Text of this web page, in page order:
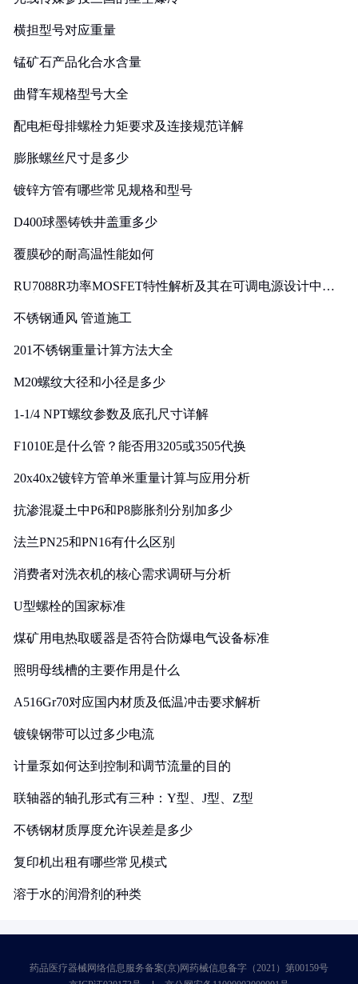
横担型号对应重量
锰矿石产品化合水含量
曲臂车规格型号大全
配电柜母排螺栓力矩要求及连接规范详解
膨胀螺丝尺寸是多少
镀锌方管有哪些常见规格和型号
D400球墨铸铁井盖重多少
覆膜砂的耐高温性能如何
RU7088R功率MOSFET特性解析及其在可调电源设计中的
不锈钢通风 管道施工
201不锈钢重量计算方法大全
M20螺纹大径和小径是多少
1-1/4 NPT螺纹参数及底孔尺寸详解
F1010E是什么管？能否用3205或3505代换
20x40x2镀锌方管单米重量计算与应用分析
抗渗混凝土中P6和P8膨胀剂分别加多少
法兰PN25和PN16有什么区别
消费者对洗衣机的核心需求调研与分析
U型螺栓的国家标准
煤矿用电热取暖器是否符合防爆电气设备标准
照明母线槽的主要作用是什么
A516Gr70对应国内材质及低温冲击要求解析
镀镍钢带可以过多少电流
计量泵如何达到控制和调节流量的目的
联轴器的轴孔形式有三种：Y型、J型、Z型
不锈钢材质厚度允许误差是多少
复印机出租有哪些常见模式
溶于水的润滑剂的种类
药品医疗器械网络信息服务备案(京)网药械信息备字（2021）第00159号